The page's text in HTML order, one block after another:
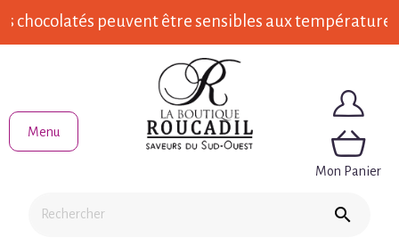
peuvent être sensibles aux températures
Menu

Mon Panier